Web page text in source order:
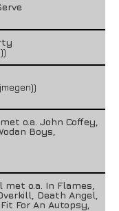
o.a. John Coffey,
Boys,
o.a. In Flames,
Death Angel,
For An Autopsy,